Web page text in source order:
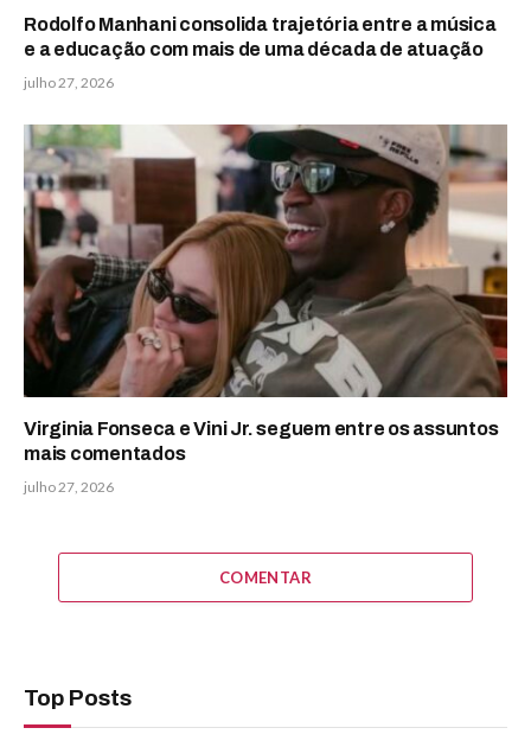
Rodolfo Manhani consolida trajetória entre a música
e a educação com mais de uma década de atuação
julho 27, 2026
Virginia Fonseca e Vini Jr. seguem entre os assuntos
mais comentados
julho 27, 2026
COMENTAR
Top Posts